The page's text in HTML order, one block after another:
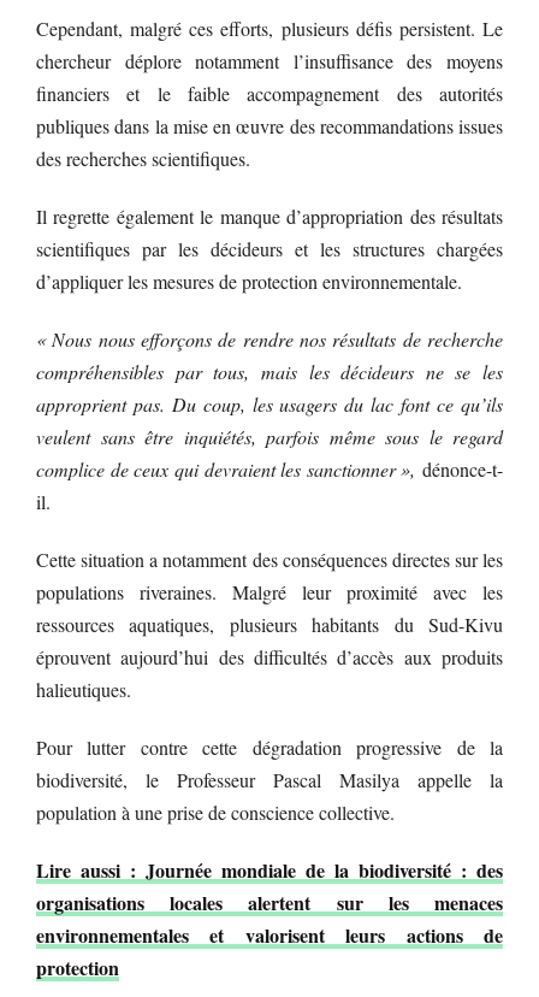
Cependant, malgré ces efforts, plusieurs défis persistent. Le
chercheur déplore notamment l’insuffisance des moyens
financiers et le faible accompagnement des autorités
publiques dans la mise en œuvre des recommandations issues
des recherches scientifiques.
Il regrette également le manque d’appropriation des résultats
scientifiques par les décideurs et les structures chargées
d’appliquer les mesures de protection environnementale.
« Nous nous efforçons de rendre nos résultats de recherche
compréhensibles par tous, mais les décideurs ne se les
approprient pas. Du coup, les usagers du lac font ce qu’ils
veulent sans être inquiétés, parfois même sous le regard
complice de ceux qui devraient les sanctionner », dénonce-t-
il.
Cette situation a notamment des conséquences directes sur les
populations riveraines. Malgré leur proximité avec les
ressources aquatiques, plusieurs habitants du Sud-Kivu
éprouvent aujourd’hui des difficultés d’accès aux produits
halieutiques.
Pour lutter contre cette dégradation progressive de la
biodiversité, le Professeur Pascal Masilya appelle la
population à une prise de conscience collective.
Lire aussi : Journée mondiale de la biodiversité : des
organisations locales alertent sur les menaces
environnementales et valorisent leurs actions de
protection